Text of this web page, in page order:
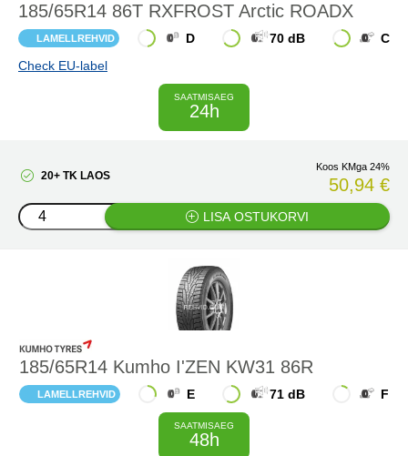
185/65R14 86T RXFROST Arctic ROADX
LAMELLREHVID D 70 dB
C
Check EU-label
SAATMISAEG
24h
20+ TK LAOS
Koos KMga 24%
50,94 €
LISA OSTUKORVI
185/65R14 Kumho I'ZEN KW31 86R
LAMELLREHVID E 71 dB F
SAATMISAEG
48h